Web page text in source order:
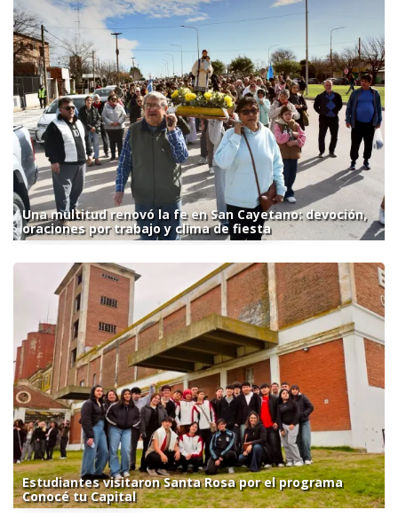
Una multitud renovó la fe en San Cayetano: devoción,
oraciones por trabajo y clima de fiesta
Estudiantes visitaron Santa Rosa por el programa
Conocé tu Capital